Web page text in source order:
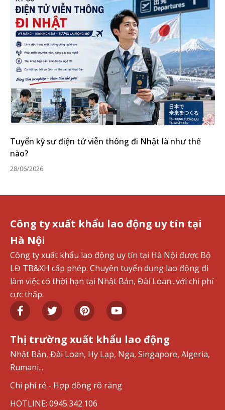
Tuyển kỹ sư điện tử viễn thông đi Nhật là như thế
nào?
28/06/2026
Công ty xuất khẩu lao động uy tín tại
Hà Nội
Công ty xuất khẩu lao động uy tín tại Hà Nội được Bộ
LĐ TB&XH cấp phép. Chuyên tuyển dụng lao động đi
làm việc có thời hạn tại Nhật Bản, Đài Loan...với chi phí
cực thấp.
Thị trường xuất khẩu lao động
Nhật Bản, Đài Loan, Hy Lạp, Nga, Singapore, Algeria,
Rumani...
Chi phí rẻ - Hợp đồng rõ ràng
HOTLINE: 0945.342.106